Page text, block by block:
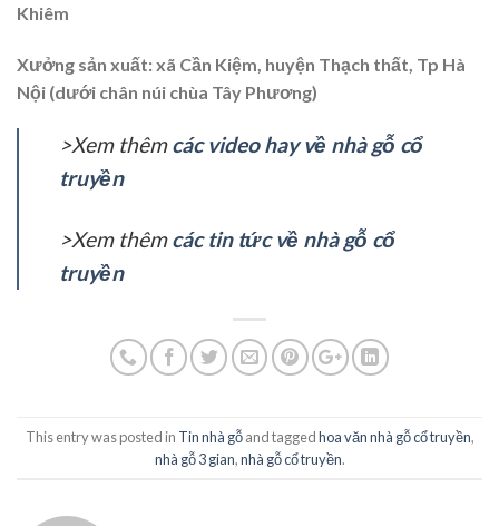
Khiêm
Xưởng sản xuất: xã Cần Kiệm, huyện Thạch thất, Tp Hà
Nội (dưới chân núi chùa Tây Phương)
>Xem thêmcác video hay về nhà gỗ cổ
truyền
>Xem thêmcác tin tức về nhà gỗ cổ
truyền
This entry was posted in Tin nhà gỗand taggedhoa văn nhà gỗ cổ truyền,
nhà gỗ 3 gian,nhà gỗ cổ truyền.